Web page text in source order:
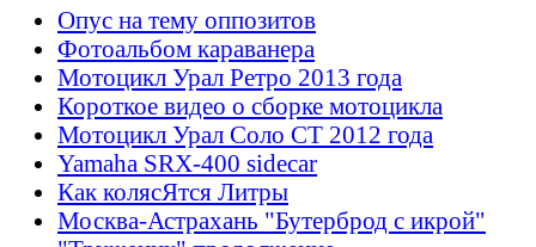
Опус на тему оппозитов
Фотоальбом караванера
Мотоцикл Урал Ретро 2013 года
Короткое видео о сборке мотоцикла
Мотоцикл Урал Соло СТ 2012 года
Yamaha SRX-400 sidecar
Как колясЯтся Литры
Москва-Астрахань "Бутерброд с икрой"